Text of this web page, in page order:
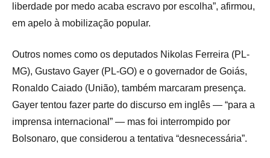
liberdade por medo acaba escravo por escolha”, afirmou,
em apelo à mobilização popular.
Outros nomes como os deputados Nikolas Ferreira (PL-
MG), Gustavo Gayer (PL-GO) e o governador de Goiás,
Ronaldo Caiado (União), também marcaram presença.
Gayer tentou fazer parte do discurso em inglês — “para a
imprensa internacional” — mas foi interrompido por
Bolsonaro, que considerou a tentativa “desnecessária”.